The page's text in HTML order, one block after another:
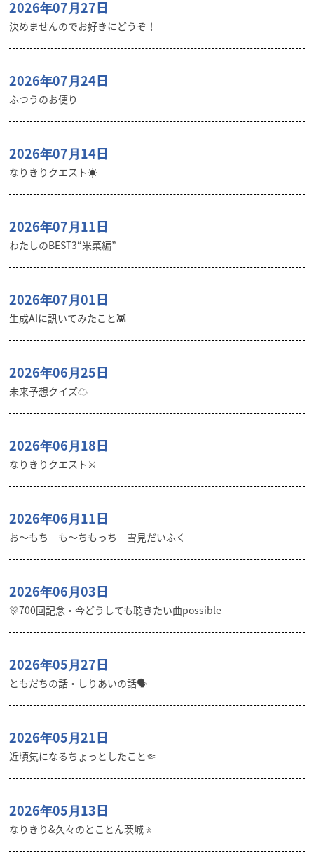
2026年07月27日
決めませんのでお好きにどうぞ！
2026年07月24日
ふつうのお便り
2026年07月14日
なりきりクエスト☀️
2026年07月11日
わたしのBEST3“米菓編”
2026年07月01日
生成AIに訊いてみたこと👾
2026年06月25日
未来予想クイズ☁︎
2026年06月18日
なりきりクエスト⚔️
2026年06月11日
お〜もち も〜ちもっち 雪見だいふく
2026年06月03日
🎊700回記念・今どうしても聴きたい曲possible
2026年05月27日
ともだちの話・しりあいの話🗣️
2026年05月21日
近頃気になるちょっとしたこと🤏
2026年05月13日
なりきり&久々のとことん茨城🚶